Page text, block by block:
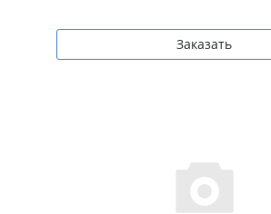
Заказать